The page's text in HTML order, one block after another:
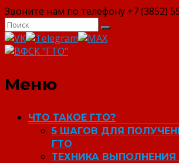
Звоните нам по телефону +7 (3852)
ВФСК "ГТО"
Меню
ЧТО ТАКОЕ ГТО?
5 ШАГОВ ДЛЯ
ГТО
ТЕХНИКА